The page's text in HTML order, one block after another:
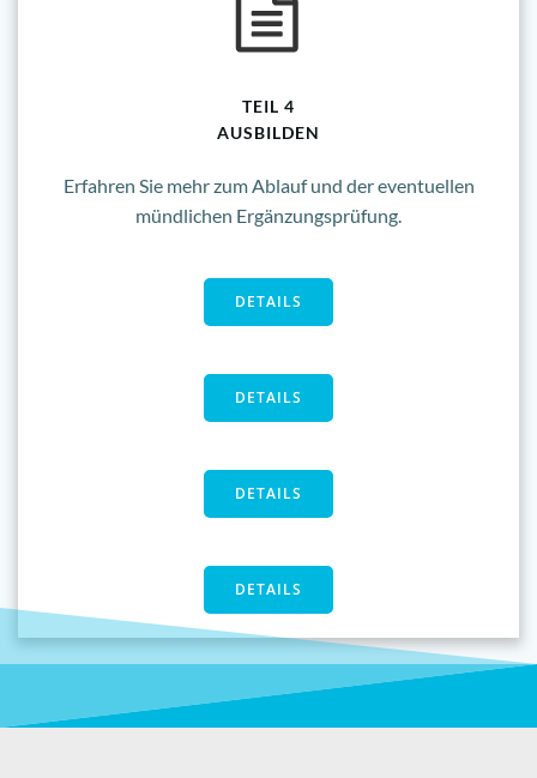
TEIL 4
AUSBILDEN
Erfahren Sie mehr zum Ablauf und der eventuellen
mündlichen Ergänzungsprüfung.
DETAILS
DETAILS
DETAILS
DETAILS